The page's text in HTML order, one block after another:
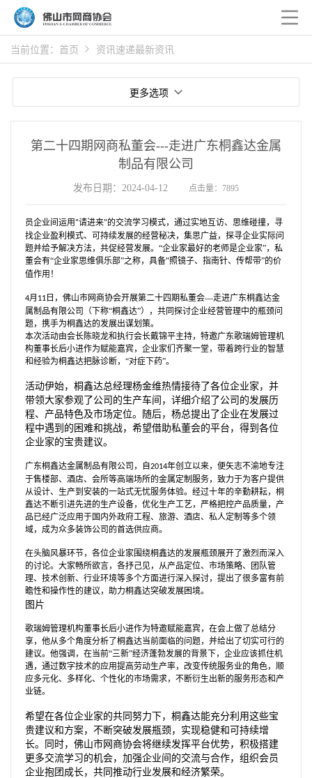
当前位置： 首页 资讯速递最新资讯
更多选项
第二十四期网商私董会---走进广东桐鑫达金属
制品有限公司
发布日期：2024-04-12 点击量：7895
员企业间运用 "请进来"的交流学习模式，通过实地互访、思维碰撞，寻
找企业盈利模式、可持续发展的经营秘决，集思广益，探寻企业实际问
题并给予解决方法，共促经营发展。“企业家最好的老师是企业家”，私
董会有“企业家思维俱乐部”之称，具备"照镜子、指南针、传帮带”的价
值作用！
4月 11 日，佛山市网商协会开展第二十四期私董会—走进广东桐鑫达金
属制品有限公司（下称“桐鑫达”），共同探讨企业经营管理中的瓶颈问
题，携手为桐鑫达的发展出谋划策。
本次活动由会长陈晓龙和执行会长戴锦平主持，特邀广东歌瑞姆管理机
构董事长后小进作为赋能嘉宾，企业家们齐聚一堂，带着跨行业的智慧
和经验为桐鑫达把脉诊断， “对症下药”。
活动伊始，桐鑫达总经理杨金维热情接待了各位企业家，并
带领大家参观了公司的生产车间，详细介绍了公司的发展历
程、产品特色及市场定位。随后，杨总提出了企业在发展过
程中遇到的困难和挑战，希望借助私董会的平台，得到各位
企业家的宝贵建议。
广东桐鑫达金属制品有限公司，自2014年创立以来，便矢志不渝地专注
于售楼部、酒店、会所等高端场所的金属定制服务，致力于为客户提供
从设计、生产到安装的一站式无忧服务体验。经过十年的辛勤耕耘，桐
鑫达不断引进先进的生产设备，优化生产工艺，严格把控产品质量，产
品已经广泛应用于国内外政府工程、旅游、酒店、私人定制等多个领
域，成为众多装饰公司的首选供应商。
在头脑风暴环节，各位企业家围绕桐鑫达的发展瓶颈展开了激烈而深入
的讨论。大家畅所欲言，各抒己见，从产品定位、市场策略、团队管
理、技术创新、行业环境等多个方面进行深入探讨，提出了很多富有前
瞻性和操作性的建议，助力桐鑫达突破发展困境。
图片
歌瑞姆管理机构董事长后小进作为特邀赋能嘉宾，在会上做了总结分
享，他从多个角度分析了桐鑫达当前面临的问题，并给出了切实可行的
建议。他强调，在当前“三新”经济蓬勃发展的背景下，企业应该抓住机
遇，通过数字技术的应用提高劳动生产率，改变传统服务业的角色，顺
应多元化、多样化、个性化的市场需求，不断衍生出新的服务形态和产
业链。
希望在各位企业家的共同努力下，桐鑫达能充分利用这些宝
贵建议和方案，不断突破发展瓶颈，实现稳健和可持续增
长。同时，佛山市网商协会将继续发挥平台优势，积极搭建
更多交流学习的机会，加强企业间的交流与合作，组织会员
企业抱团成长，共同推动行业发展和经济繁荣。